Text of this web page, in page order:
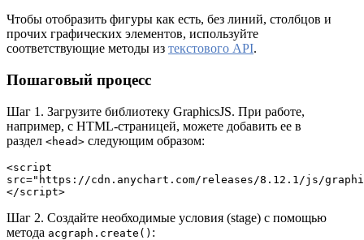
Чтобы отобразить фигуры как есть, без линий, столбцов и
прочих графических элементов, используйте
соответствующие методы из текстового API.
Пошаговый процесс
Шаг 1. Загрузите библиотеку GraphicsJS. При работе,
например, с HTML-страницей, можете добавить ее в
раздел <head> следующим образом:
<script
src="https://cdn.anychart.com/releases/8.12.1/js/
</script>
Шаг 2. Создайте необходимые условия (stage) с помощью
метода acgraph.create() :